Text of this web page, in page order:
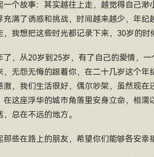
一个故事：其实越往上走，越觉得自己
充满了诱惑和挑战，时间越来越少，年
，我想把这些时光都记录下来，30岁的
了，从20岁到25岁，有了自己的爱情，
，无怨无悔的跟着你，在二十几岁这个
激，我们生活很好，偶尔吵架，虽然现
在这座浮华的城市角落里安身立命，相
，总在不远的地方。
那些在路上的朋友，希望你们能够各安幸